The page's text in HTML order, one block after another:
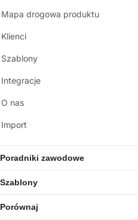
Mapa drogowa produktu
Klienci
Szablony
Integracje
O nas
Import
Poradniki zawodowe
Szablony
Porównaj